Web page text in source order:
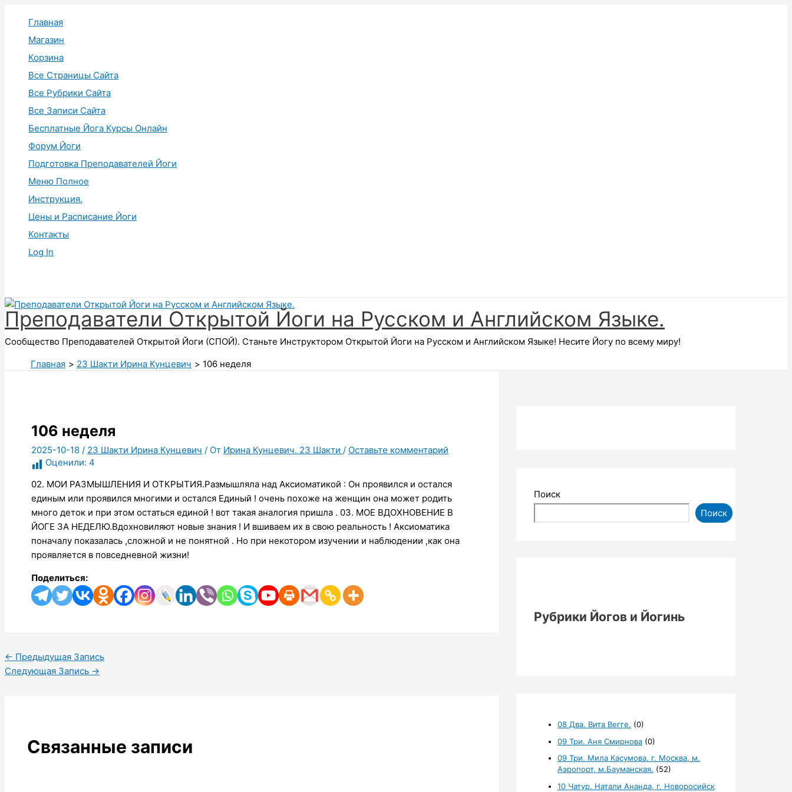
содержимому
Главная
Магазин
Корзина
Все Страницы Сайта
Все Рубрики Сайта
Все Записи Сайта
Бесплатные Йога Курсы Онлайн
Форум Йоги
Подготовка Преподавателей Йоги
Меню Полное
Инструкция.
Цены и Расписание Йоги
Контакты
Log In
Преподаватели Открытой Йоги на Русском и Английском Языке.
Сообщество Преподавателей Открытой Йоги (СПОЙ). Станьте Инструктором Открытой Йоги на Русском и Английском Языке! Несите Йогу по всему миру!
Главная
23 Шакти Ирина Кунцевич 106 неделя
106 неделя
2025-10-18 / 23 Шакти Ирина Кунцевич / От Ирина Кунцевич. 23 Шакти / Оставьте комментарий
Оценили: 4
02. МОИ РАЗМЫШЛЕНИЯ И ОТКРЫТИЯ.Размышляла над Аксиоматикой : Он проявился и остался
единым или проявился многими и остался Единый ! очень похоже на женщин она может родить
много деток и при этом остаться единой ! вот такая аналогия пришла . 03. МОЕ ВДОХНОВЕНИЕ В
ЙОГЕ ЗА НЕДЕЛЮ.Вдохновиляют новые знания ! И вшиваем их в свою реальность ! Аксиоматика
поначалу показалась ,сложной и не понятной . Но при некотором изучении и наблюдении ,как она
проявляется в повседневной жизни!
Поделиться:
← Предыдущая Запись
Следующая Запись →
Связанные записи
Поиск
Поиск
Рубрики Йогов и Йогинь
08 Два. Вита Вегге. (0)
09 Три. Аня Смирнова (0)
09 Три. Мила Касумова, г. Москва, м.
Аэропорт, м.Бауманская. (52)
10 Чатур. Натали Ананда, г. Новоросийск